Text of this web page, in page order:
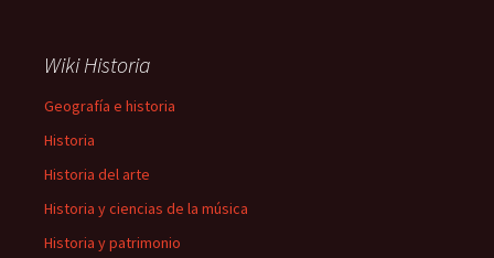
Wiki Historia
Geografía e historia
Historia
Historia del arte
Historia y ciencias de la música
Historia y patrimonio